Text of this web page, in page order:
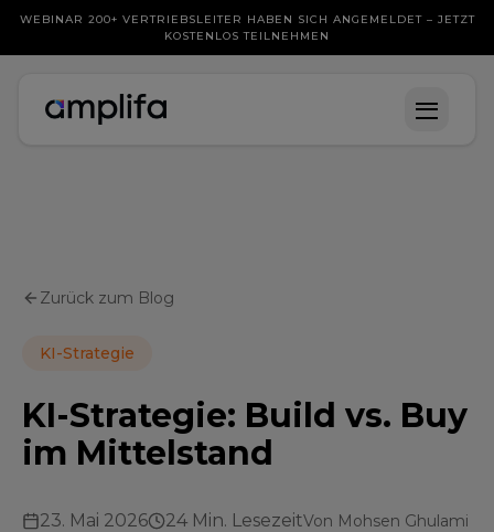
WEBINAR 200+ VERTRIEBSLEITER HABEN SICH ANGEMELDET – JETZT
KOSTENLOS TEILNEHMEN
Zurück zum Blog
KI-Strategie
KI-Strategie: Build vs. Buy
im Mittelstand
23. Mai 2026 24 Min. LesezeitVon Mohsen Ghulami